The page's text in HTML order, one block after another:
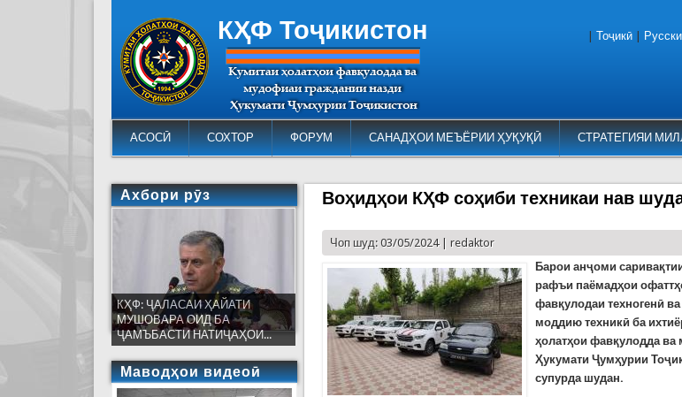
КҲФ Тоҷикистон
АСОСӢ СОХТОР ФОРУМ САНАДҲОИ МЕЪЁРИИ ҲУҚУҚӢ СТРАТЕГИЯИ
Тоҷикӣ
Воҳидҳои КҲФ соҳиби техникаи нав
Чоп шуд: 03/05/2024 |redaktor
Барои анҷоми
рафъи паёмадҳои
фавқулодаи техногенӣ
моддию техникӣ ба
ҳолатҳои фавқулодда
Ҳукумати Ҷумҳурии
супурда шудан.
Ахбори рӯз
КҲФ: ҶАЛАСАИ ҲАЙАТИ
МУШОВАРА ОИД БА
ҶАМЪБАСТИ НАТИҶАҲОИ...
Маводҳои видеоӣ